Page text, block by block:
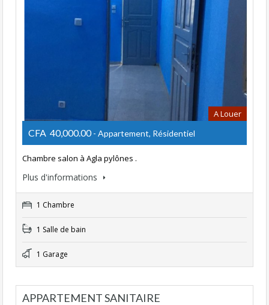
A Louer
CFA 40,000.00- Appartement, Résidentiel
Chambre salon à Agla pylônes .
Plus d'informations
1 Chambre
1 Salle de bain
1 Garage
APPARTEMENT SANITAIRE